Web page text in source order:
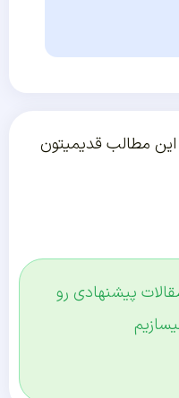
مطالب قدیمیتون
پیشنهادی رو